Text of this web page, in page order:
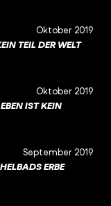
Oktober 2019
TEIL DER WELT
Oktober 2019
IST KEIN
September 2019
ERBE